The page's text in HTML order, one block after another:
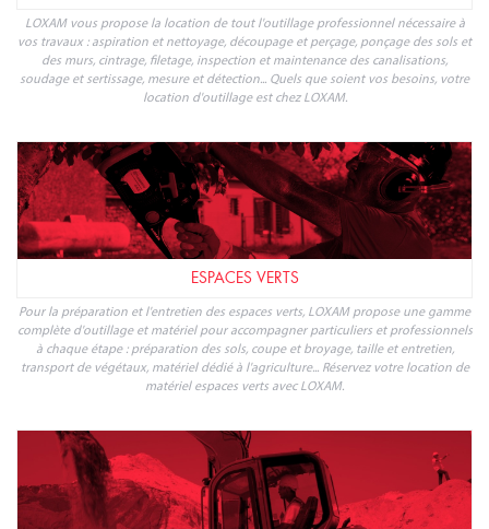
LOXAM vous propose la location de tout l'outillage professionnel nécessaire à
vos travaux : aspiration et nettoyage, découpage et perçage, ponçage des sols et
des murs, cintrage, filetage, inspection et maintenance des canalisations,
soudage et sertissage, mesure et détection... Quels que soient vos besoins, votre
location d'outillage est chez LOXAM.
ESPACES VERTS
Pour la préparation et l'entretien des espaces verts, LOXAM propose une gamme
complète d'outillage et matériel pour accompagner particuliers et professionnels
à chaque étape : préparation des sols, coupe et broyage, taille et entretien,
transport de végétaux, matériel dédié à l'agriculture... Réservez votre location de
matériel espaces verts avec LOXAM.